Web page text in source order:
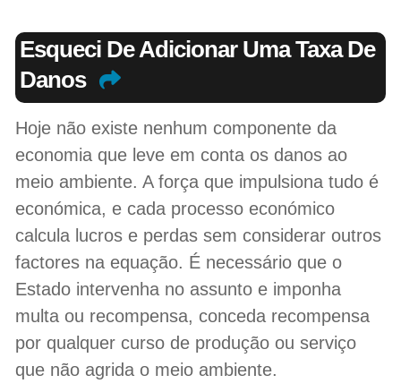
Esqueci De Adicionar Uma Taxa De
Danos
Hoje não existe nenhum componente da
economia que leve em conta os danos ao
meio ambiente. A força que impulsiona tudo é
económica, e cada processo económico
calcula lucros e perdas sem considerar outros
factores na equação. É necessário que o
Estado intervenha no assunto e imponha
multa ou recompensa, conceda recompensa
por qualquer curso de produção ou serviço
que não agrida o meio ambiente.